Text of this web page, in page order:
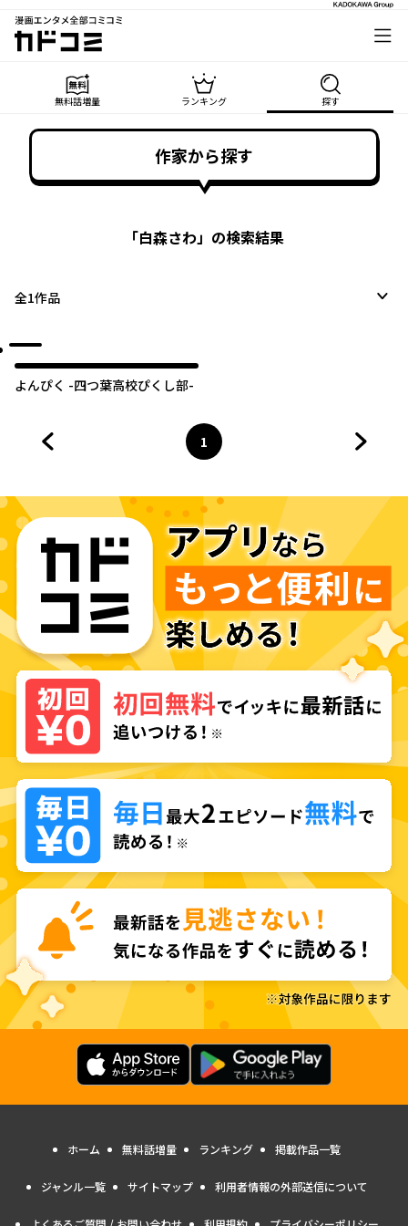
漫画エンタメ全部コミコミ
カドコミ
無料話増量 ランキング 探す
作家から探す
「白森さわ」の検索結果
全1作品
よんぴく -四つ葉高校ぴくし部-
ページ
1
へ
ホーム 無料話増量 ランキング 掲載作品一覧
ジャンル一覧 サイトマップ 利用者情報の外部送信について